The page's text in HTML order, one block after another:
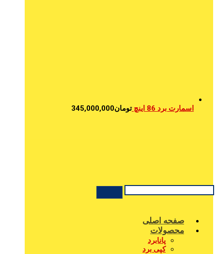
اسمارت برد 86 اینچ تومان345,000,000
صفحه اصلی
محصولات
پانابرد
کپی برد